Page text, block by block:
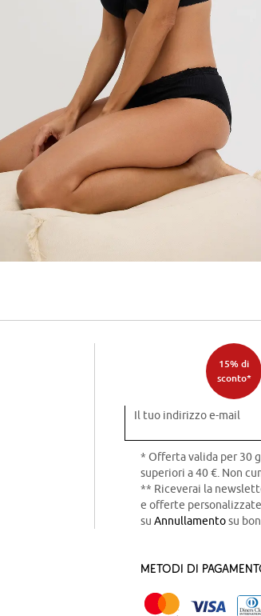
15% di
sconto*
Il tuo indirizzo e-mail
* Offerta valida per 30
superiori a 40 €. Non
** Riceverai la
e offerte
su Annullamentosu
Metodi di